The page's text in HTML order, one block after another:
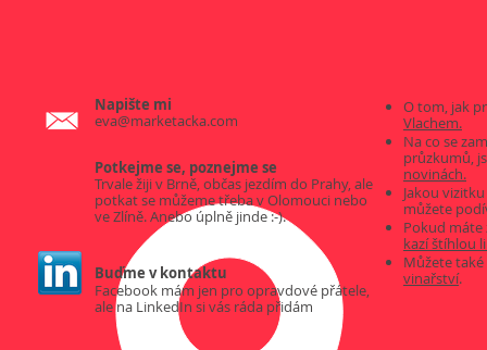
Napište mi
eva@marketacka.com
Potkejme se, poznejme se
Trvale žiji v Brně, občas jezdím do Prahy, ale
potkat se můžeme třeba v Olomouci nebo
ve Zlíně. Anebo úplně jinde :-).
Buďme v kontaktu
Facebook mám jen pro opravdové přátele,
ale na LinkedIn si vás ráda přidám
O tom, jak
Vlachem.
Na co se
průzkumů,
novinách.
Jakou
můžete
Pokud
kazí štíhlou
Můžete
vinařství.